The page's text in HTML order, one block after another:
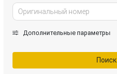
Дополнительные параметры
Поиск